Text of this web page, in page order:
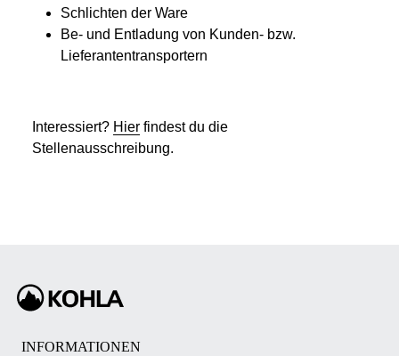
Schlichten der Ware
Be- und Entladung von Kunden- bzw.
Lieferantentransportern
Interessiert? Hier findest du die
Stellenausschreibung.
INFORMATIONEN